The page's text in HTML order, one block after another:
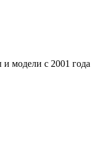
модели с 2001 года